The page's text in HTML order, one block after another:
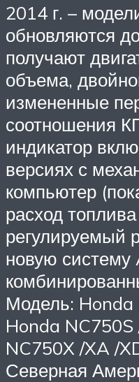
2014 г. –
обновляются
получают
объема,
измененные
соотношения
индикатор
версиях с
компьютер
расход
регулируемый
новую систему
Модель: Honda
Honda
NC750X /XA /
Северная